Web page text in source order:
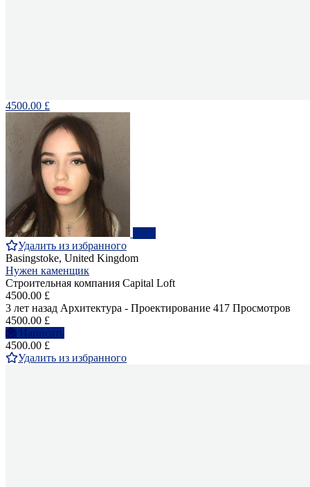
4500.00 £
Удалить из избранного
Basingstoke, United Kingdom
Нужен каменщик
Строительная компания Capital Loft
4500.00 £
3 лет назад Архитектура - Проектирование 417 Просмотров
4500.00 £
Написать
4500.00 £
Удалить из избранного